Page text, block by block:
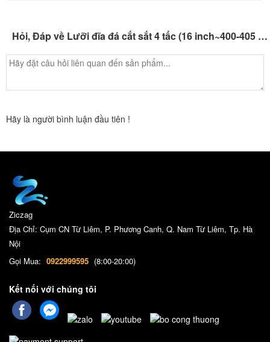
Hỏi, Đáp về Lưỡi đĩa đá cắt sắt 4 tấc (16 inch~400-405 mm)
Hãy là người bình luận đầu tiên !
Ziczag
Địa Chỉ: Cụm CN Từ Liêm, P. Phương Canh, Q. Nam Từ Liêm, Tp. Hà
Nội
Gọi Mua: 0922999595 (8:00-20:00)
Kết nối với chúng tôi